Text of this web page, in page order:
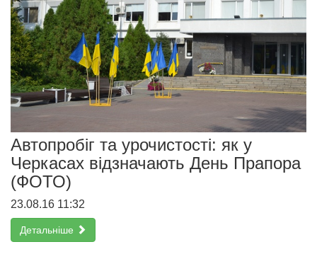
Автопробіг та урочистості: як у
Черкасах відзначають День Прапора
(ФОТО)
23.08.16 11:32
Детальніше